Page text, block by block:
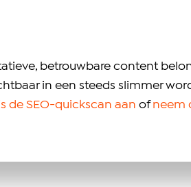
betrouwbare content
in een steeds slimmer
de SEO-quickscan aan of neem